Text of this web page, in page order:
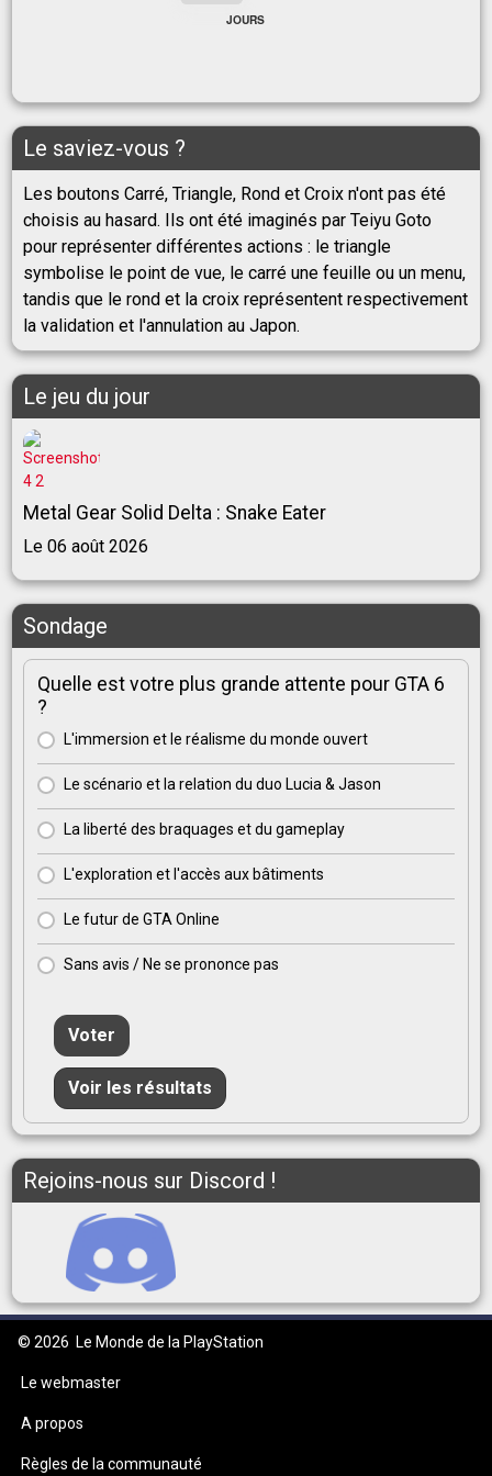
JOURS
Le saviez-vous ?
Les boutons Carré, Triangle, Rond et Croix n'ont pas été
choisis au hasard. Ils ont été imaginés par Teiyu Goto
pour représenter différentes actions : le triangle
symbolise le point de vue, le carré une feuille ou un menu,
tandis que le rond et la croix représentent respectivement
la validation et l'annulation au Japon.
Le jeu du jour
Metal Gear Solid Delta : Snake Eater
Le 06 août 2026
Sondage
Quelle est votre plus grande attente pour GTA 6
?
L'immersion et le réalisme du monde ouvert
Le scénario et la relation du duo Lucia & Jason
La liberté des braquages et du gameplay
L'exploration et l'accès aux bâtiments
Le futur de GTA Online
Sans avis / Ne se prononce pas
Voter
Voir les résultats
Rejoins-nous sur Discord !
© 2026 Le Monde de la PlayStation
Le webmaster
A propos
Règles de la communauté